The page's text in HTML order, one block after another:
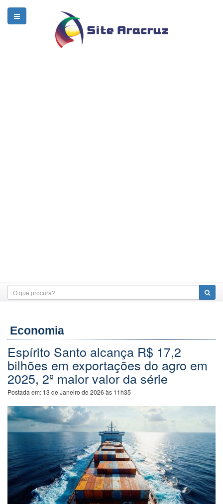
Economia
Espírito Santo alcança R$ 17,2
bilhões em exportações do agro em
2025, 2º maior valor da série
Postada em: 13 de Janeiro de 2026 às 11h35